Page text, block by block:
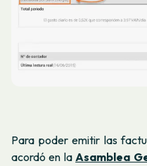
Para poder emitir las
acordó en laAsamblea